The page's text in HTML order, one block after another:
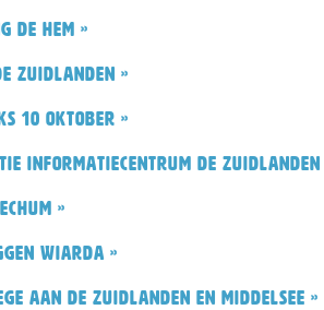
Hem »
Zuidlanden »
10 oktober »
informatiecentrum De Zuidlanden
»
Wiarda »
aan De Zuidlanden en Middelsee »